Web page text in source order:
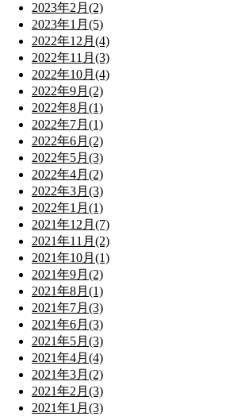
2023年2月(2)
2023年1月(5)
2022年12月(4)
2022年11月(3)
2022年10月(4)
2022年9月(2)
2022年8月(1)
2022年7月(1)
2022年6月(2)
2022年5月(3)
2022年4月(2)
2022年3月(3)
2022年1月(1)
2021年12月(7)
2021年11月(2)
2021年10月(1)
2021年9月(2)
2021年8月(1)
2021年7月(3)
2021年6月(3)
2021年5月(3)
2021年4月(4)
2021年3月(2)
2021年2月(3)
2021年1月(3)